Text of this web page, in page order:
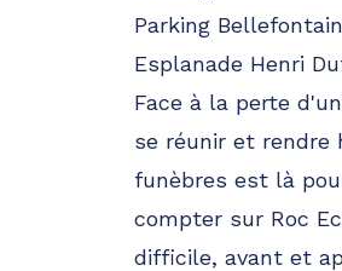
Parking
Esplanade Henri
Face à la perte
se réunir et rendre
funèbres est là
compter sur Roc
difficile, avant et